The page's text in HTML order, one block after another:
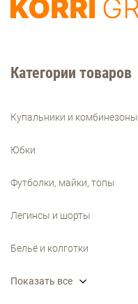
Категории товаров
Купальники и комбинезоны
Юбки
Футболки, майки, топы
Легинсы и шорты
Бельё и колготки
Показать все